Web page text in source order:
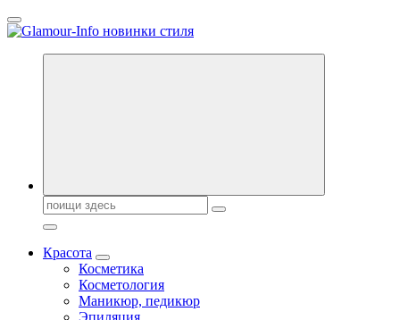
Перейти
к
Секреты молодости, красоты и долголетия. Гламурный журнал
Поиск:
Красота
Косметика
Косметология
Маникюр, педикюр
Эпиляция